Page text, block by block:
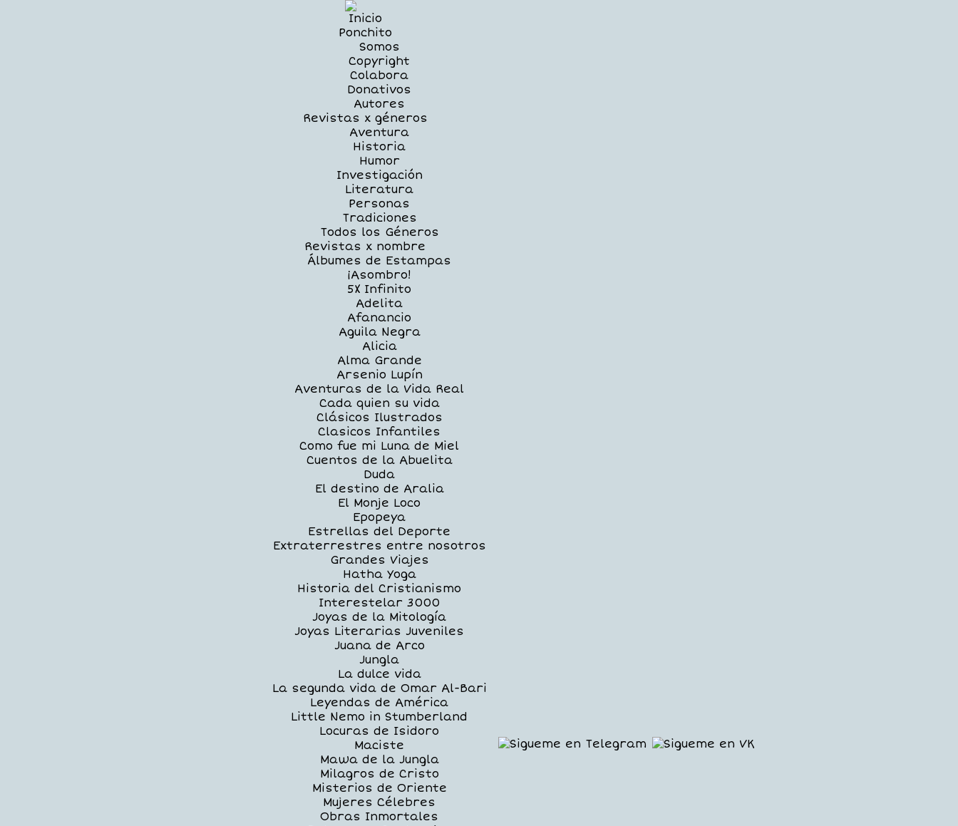
Inicio
Ponchito
Somos
Copyright
Colabora
Donativos
Autores
Revistas x géneros
Aventura
Historia
Humor
Investigación
Literatura
Personas
Tradiciones
Todos los Géneros
Revistas x nombre
Álbumes de Estampas
¡Asombro!
5X Infinito
Adelita
Afanancio
Aguila Negra
Alicia
Alma Grande
Arsenio Lupín
Aventuras de la Vida Real
Cada quien su vida
Clásicos Ilustrados
Clasicos Infantiles
Como fue mi Luna de Miel
Cuentos de la Abuelita
Duda
El destino de Aralia
El Monje Loco
Epopeya
Estrellas del Deporte
Extraterrestres entre nosotros
Grandes Viajes
Hatha Yoga
Historia del Cristianismo
Interestelar 3000
Joyas de la Mitología
Joyas Literarias Juveniles
Juana de Arco
Jungla
La dulce vida
La segunda vida de Omar Al-Bari
Leyendas de América
Little Nemo in Stumberland
Locuras de Isidoro
Maciste
Mawa de la Jungla
Milagros de Cristo
Misterios de Oriente
Mujeres Célebres
Obras Inmortales